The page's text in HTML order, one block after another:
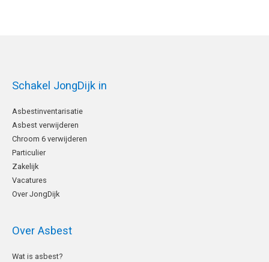
Schakel JongDijk in
Asbestinventarisatie
Asbest verwijderen
Chroom 6 verwijderen
Particulier
Zakelijk
Vacatures
Over JongDijk
Over Asbest
Wat is asbest?